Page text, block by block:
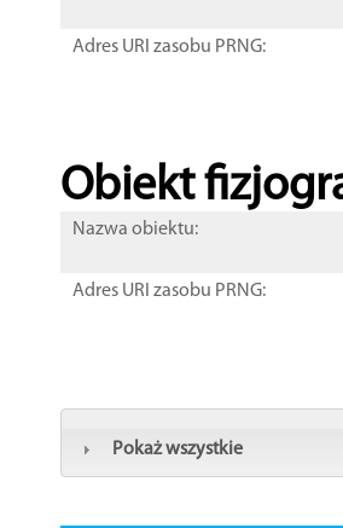
Adres URI zasobu PRNG:
Obiekt
Nazwa obiektu:
Adres URI zasobu PRNG:
Pokaż wszystkie